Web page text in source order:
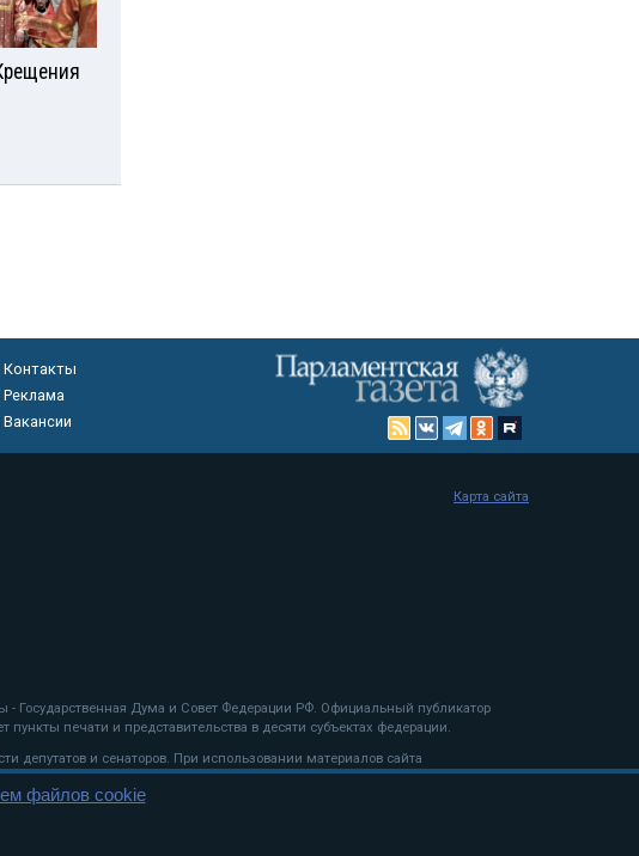
Контакты
Реклама
Вакансии
- Государственная Дума и Совет Федерации РФ. Официальный публикатор
печати и представительства в десяти субъектах федерации.
депутатов и сенаторов. При использовании материалов сайта
Карта сайта
файлов cookie